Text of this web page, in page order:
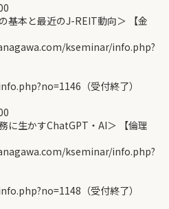
基本と最近のJ-REIT動向＞ 【金
kseminar/info.php?
（受付終了）
に生かすChatGPT・AI＞ 【倫理
kseminar/info.php?
（受付終了）